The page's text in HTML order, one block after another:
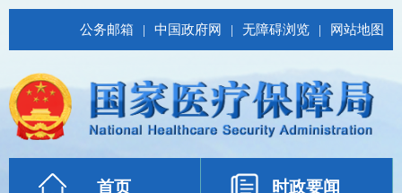
公务邮箱 | 中国政府网 | 无障碍浏览 | 网站地图
首页 时政要闻